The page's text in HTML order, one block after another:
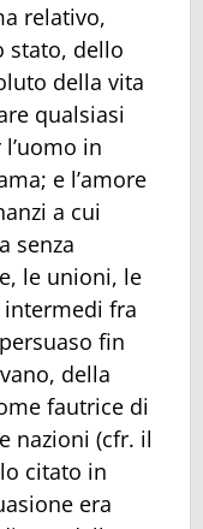
relativo,
stato, dello
della vita
qualsiasi
in
e l’amore
a cui
senza
le unioni, le
fra
fin
della
fautrice di
nazioni (cfr. il
citato in
era